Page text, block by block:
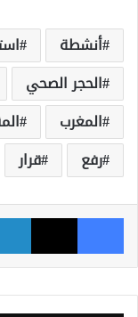
أنشطة
الحجر الصحي
المغرب
رفع
قرار
فيسبوك ‫X